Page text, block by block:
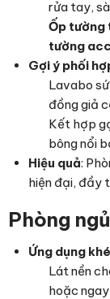
rửa tay,
Ốp tường
tường
Gợi ý phối
Lavabo
đồng giả
Kết hợp
bông nổi
Hiệu quả:
hiện đại, đầy
Phòng
Ứng dụng
Lát nền
hoặc